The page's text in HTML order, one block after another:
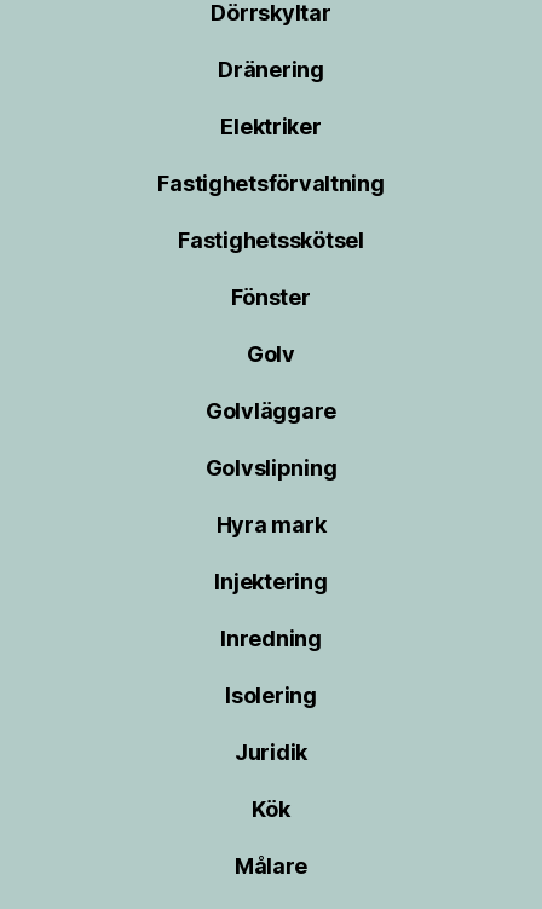
Dörrskyltar
Dränering
Elektriker
Fastighetsförvaltning
Fastighetsskötsel
Fönster
Golv
Golvläggare
Golvslipning
Hyra mark
Injektering
Inredning
Isolering
Juridik
Kök
Målare